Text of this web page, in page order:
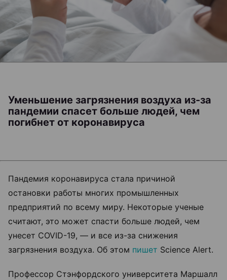
Уменьшение загрязнения воздуха из-за
пандемии спасет больше людей, чем
погибнет от коронавируса
Пандемия коронавируса стала причиной
остановки работы многих промышленных
предприятий по всему миру. Некоторые ученые
считают, это может спасти больше людей, чем
унесет COVID-19, — и все из-за снижения
загрязнения воздуха. Об этом пишет Science Alert.
Профессор Стэнфордского университета Маршалл